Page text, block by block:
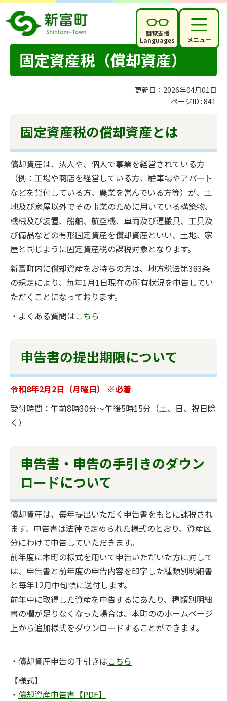
閲覧支援
Languages メニュー
固定資産税（償却資産）
更新日：2026年04月01日
ページID : 841
固定資産税の償却資産とは
償却資産は、法人や、個人で事業を経営されている方
（例：工場や商店を経営している方、駐車場やアパート
などを貸付している方、農業を営んでいる方等）が、土
地及び家屋以外でその事業のために用いている構築物、
機械及び装置、船舶、航空機、車両及び運搬具、工具及
び備品などの有形固定資産を償却資産といい、土地、家
屋と同じように固定資産税の課税対象となります。
新富町内に償却資産をお持ちの方は、地方税法第383条
の規定により、毎年1月1日現在の所有状況を申告してい
ただくことになっております。
・よくある質問はこちら
申告書の提出期限について
令和8年2月2日（月曜日） ※必着
受付時間：午前8時30分～午後5時15分（土、日、祝日除
く）
申告書・申告の手引きのダウン
ロードについて
償却資産は、毎年提出いただく申告書をもとに課税され
ます。申告書は法律で定められた様式のとおり、資産区
分にわけて申告していただきます。
前年度に本町の様式を用いて申告いただいた方に対して
は、申告書と前年度の申告内容を印字した種類別明細書
と毎年12月中旬頃に送付します。
前年中に取得した資産を申告するにあたり、種類別明細
書の欄が足りなくなった場合は、本町ののホームページ
上から追加様式をダウンロードすることができます。
・償却資産申告の手引きはこちら
【様式】
・ 償却資産申告書【PDF】